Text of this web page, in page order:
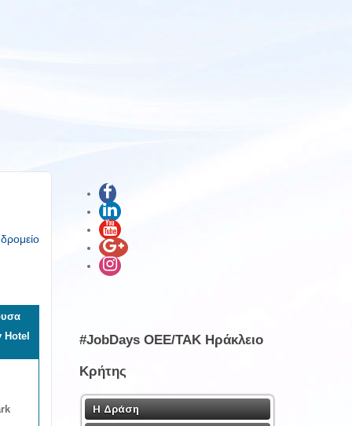
Hotel
#JobDays OEE/TAK Ηράκλειο
Κρήτης
Η Δράση